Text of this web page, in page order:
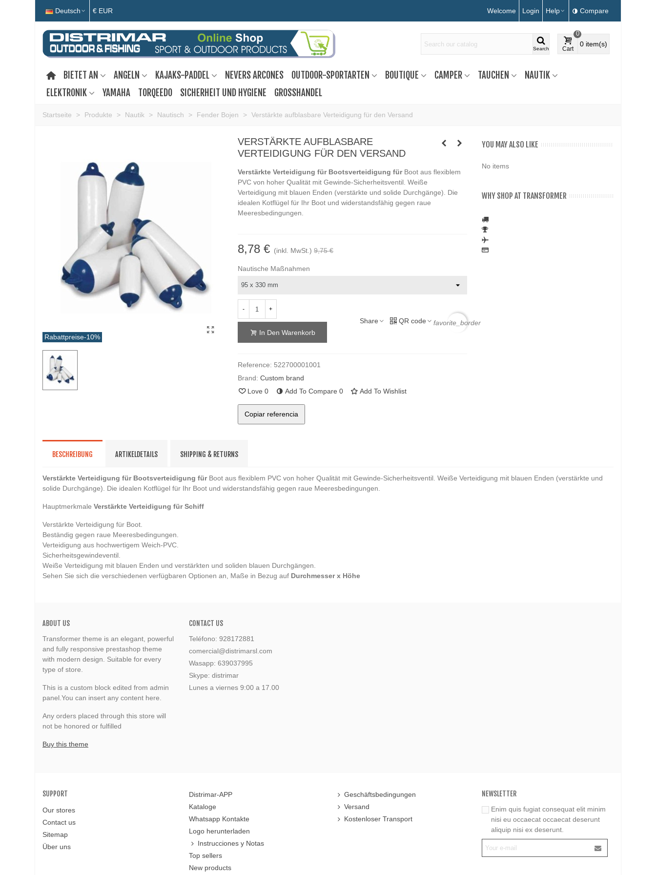
Deutsch € EUR Welcome Login Help Compare
Search Cart
0
0 item(s)
BIETET AN ANGELN KAJAKS-PADDEL NEVERS ARCONES OUTDOOR-SPORTARTEN BOUTIQUE CAMPER TAUCHEN
NAUTIK
ELEKTRONIK
YAMAHA TORQEEDO SICHERHEIT UND HYGIENE GROSSHANDEL
Startseite > Produkte > Nautik > Nautisch > Fender Bojen > Verstärkte aufblasbare Verteidigung für den Versand
Rabattpreise-10%
VERSTÄRKTE AUFBLASBARE
VERTEIDIGUNG FÜR DEN VERSAND
Verstärkte Verteidigung für Bootsverteidigung für Boot aus flexiblem
PVC von hoher Qualität mit Gewinde-Sicherheitsventil. Weiße
Verteidigung mit blauen Enden (verstärkte und solide Durchgänge). Die
idealen Kotflügel für Ihr Boot und widerstandsfähig gegen raue
Meeresbedingungen.
8,78 € (inkl. MwSt.) 9,75 €
Nautische Maßnahmen
- +
In Den Warenkorb
Share QR code favorite_border
Reference: 522700001001
Brand: Custom brand
Love 0 Add To Compare 0 Add To Wishlist
Copiar referencia
YOU MAY ALSO LIKE
No items
WHY SHOP AT TRANSFORMER
BESCHREIBUNG ARTIKELDETAILS SHIPPING & RETURNS
Verstärkte Verteidigung für Bootsverteidigung für Boot aus flexiblem PVC von hoher Qualität mit Gewinde-Sicherheitsventil. Weiße Verteidigung mit blauen Enden (verstärkte und
solide Durchgänge). Die idealen Kotflügel für Ihr Boot und widerstandsfähig gegen raue Meeresbedingungen.
Hauptmerkmale Verstärkte Verteidigung für Schiff
Verstärkte Verteidigung für Boot.
Beständig gegen raue Meeresbedingungen.
Verteidigung aus hochwertigem Weich-PVC.
Sicherheitsgewindeventil.
Weiße Verteidigung mit blauen Enden und verstärkten und soliden blauen Durchgängen.
Sehen Sie sich die verschiedenen verfügbaren Optionen an, Maße in Bezug auf Durchmesser x Höhe
ABOUT US
Transformer theme is an elegant, powerful
and fully responsive prestashop theme
with modern design. Suitable for every
type of store.
This is a custom block edited from admin
panel.You can insert any content here.
Any orders placed through this store will
not be honored or fulfilled
Buy this theme
CONTACT US
Teléfono: 928172881
comercial@distrimarsl.com
Wasapp: 639037995
Skype: distrimar
Lunes a viernes 9:00 a 17.00
SUPPORT
Our stores
Contact us
Sitemap
Über uns
Distrimar-APP
Kataloge
Whatsapp Kontakte
Logo herunterladen
Instrucciones y Notas
Top sellers
New products
Geschäftsbedingungen
Versand
Kostenloser Transport
NEWSLETTER
Enim quis fugiat consequat elit minim
nisi eu occaecat occaecat deserunt
aliquip nisi ex deserunt.